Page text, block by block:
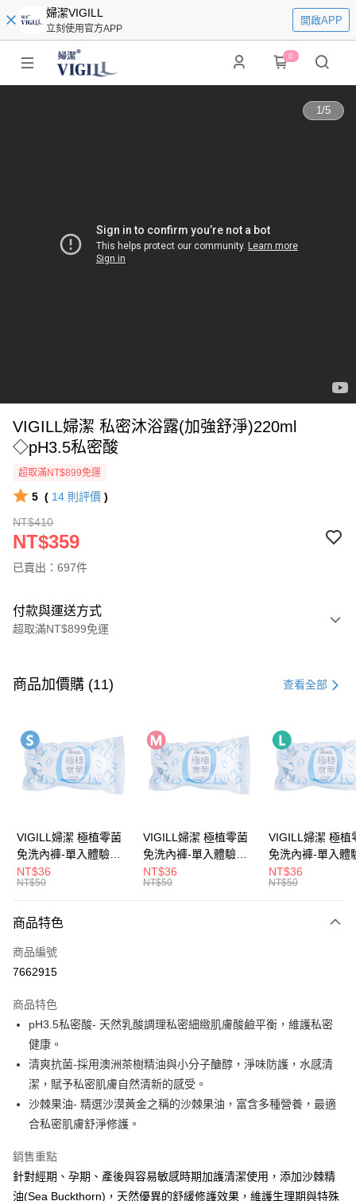
婦潔VIGILL
立刻使用官方APP
開啟APP
0
1/5
VIGILL婦潔 私密沐浴露(加強舒淨)220ml
◇pH3.5私密酸
超取滿NT$899免運
5 ( 14 則評價 )
NT$410
NT$359
已賣出：697件
付款與運送方式
超取滿NT$899免運
信用卡一次付款
LINE Pay
Apple Pay
Google Pay
全盈+PAY
大哥付你分期
【大哥付你分期使用說明】
1.本服務由台灣大哥大提供，台灣大哥大用戶可立即使用無須另外申請。
流程，驗證手機門號後，選擇欲分期的期數、繳款截止日，確認付款後即完
成交易。
3.實際核准額度、可分期數及費用金額請依後續交易確認頁面所載為準。
4.訂單成立30分鐘內，如未前往確認交易或遇審核未通過，訂單將自動取
法說明評估內容。
【繳款方式說明】
1.分期款項不併入電信帳單，「大哥付你分期」於每月結算日後寄送繳費提
醒簡訊。
2.透過簡訊連結打開帳單後，可選擇「超商條碼／台灣大直營門市／銀行轉
【注意事項】
1.本服務係由「台灣大哥大股份有限公司」（以下簡稱本公司）所提供，讓
用戶於交易時，得透過本服務購買商品或服務，並由商店將買賣／分期付款
AFTEE先享後付
【關於「AFTEE先享後付」】
AFTEE先享後付是「在收到商品之後才付款」的支付方式。 讓您購物簡單
便利好安心！
１．簡單：不需註冊會員、不需綁卡、不需儲值。
２．便利：只要手機號碼，簡訊認證，即可結帳。
３．安心：先確認商品／服務後，再付款。
【「AFTEE先享後付」結帳流程】
１．於結帳方式選擇「AFTEE先享後付」後，將跳轉至「AFTEE先享後付」
３．收到繳費通知簡訊後14天內，點擊此簡訊中的連結，可透過四大超商／
ATM／網路銀行／等多元方式進行付款，方視為交易完成。
※ 請注意：結帳手續完成當下不需立刻繳費，但若您需要取消訂單，請聯絡
全家取貨付款
每筆NT$65，滿NT$899(含以上)免運費
7-11取貨付款
每筆NT$65，滿NT$899(含以上)免運費
宅配
商品加價購 (11) 查看全部
VIGILL婦潔 極植零菌
免洗內褲-單入體驗包
(S) ◇完美服貼。零束
縛◇
NT$36
NT$50
VIGILL婦潔 極植零菌
免洗內褲-單入體驗包
(M) ◇完美服貼。零束
縛◇
NT$36
NT$50
VIGILL婦潔 極植
免洗內褲-單入體
(L) ◇完美服貼。零束
縛◇
NT$36
NT$50
商品特色
商品編號
7662915
商品特色
pH3.5私密酸- 天然乳酸調理私密細緻肌膚酸鹼平衡，維護私密
健康。
清爽抗菌-採用澳洲茶樹精油與小分子醣醇，淨味防護，水感清
潔，賦予私密肌膚自然清新的感受。
沙棘果油- 精選沙漠黃金之稱的沙棘果油，富含多種營養，最適
合私密肌膚舒淨修護。
銷售重點
針對經期、孕期、產後與容易敏感時期加護清潔使用，添加沙棘精
油(Sea Buckthorn)，天然優異的舒緩修護效果，維護生理期與特殊